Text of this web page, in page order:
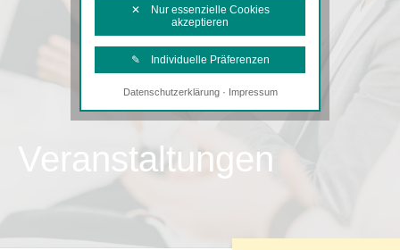
Veranstaltungen
✕ Nur essenzielle Cookies
akzeptieren
✎ Individuelle Präferenzen
Notwendige Cookies
Diese Cookies sind erforderlich, um die
Tracking- und Targeting-Cookies
Datenschutzerklärung· Impressum